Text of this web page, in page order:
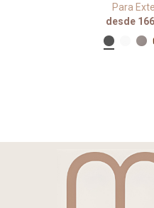
Para
desde